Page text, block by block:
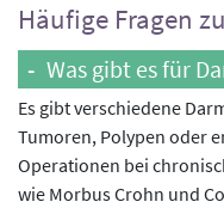
Häufige Fragen
Was gibt es für
Es gibt verschiedene
Tumoren, Polypen oder
Operationen bei
wie Morbus Crohn und